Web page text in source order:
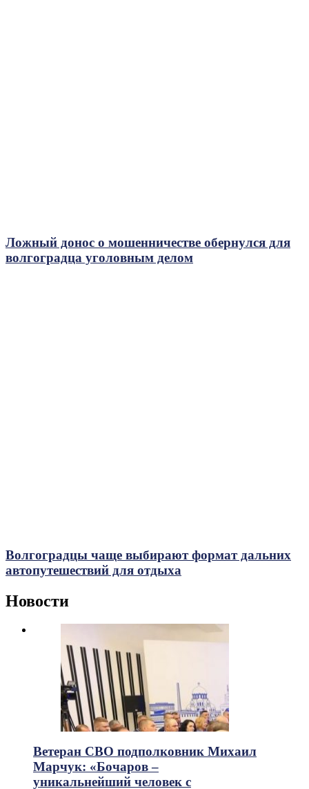
Ложный донос о мошенничестве обернулся для
волгоградца уголовным делом
Волгоградцы чаще выбирают формат дальних
автопутешествий для отдыха
Новости
Ветеран СВО подполковник Михаил
Марчук: «Бочаров –
уникальнейший человек с